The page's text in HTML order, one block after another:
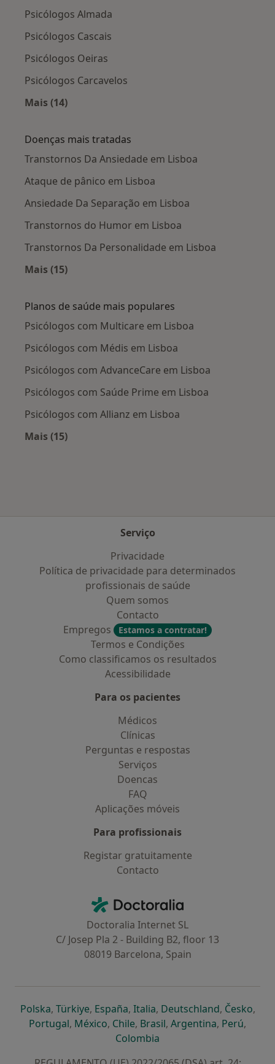
Psicólogos Almada
Psicólogos Cascais
Psicólogos Oeiras
Psicólogos Carcavelos
Mais (14)
Doenças mais tratadas
Transtornos Da Ansiedade em Lisboa
Ataque de pânico em Lisboa
Ansiedade Da Separação em Lisboa
Transtornos do Humor em Lisboa
Transtornos Da Personalidade em Lisboa
Mais (15)
Planos de saúde mais populares
Psicólogos com Multicare em Lisboa
Psicólogos com Médis em Lisboa
Psicólogos com AdvanceCare em Lisboa
Psicólogos com Saúde Prime em Lisboa
Psicólogos com Allianz em Lisboa
Mais (15)
Serviço
Privacidade
Política de privacidade para determinados
profissionais de saúde
Quem somos
Contacto
Empregos
Estamos a contratar!
Termos e Condições
Como classificamos os resultados
Acessibilidade
Para os pacientes
Médicos
Clínicas
Perguntas e respostas
Serviços
Doencas
FAQ
Aplicações móveis
Para profissionais
Registar gratuitamente
Contacto
Doctoralia - Homepage
Doctoralia Internet SL
C/ Josep Pla 2 - Building B2, floor 13
08019 Barcelona, Spain
Polskaabre num novo separador
, Türkiyeabre num novo separador
, Españaabre num novo separador
, Italiaabre num novo
, Deutschlandabre num
, Česko,
Portugalabre num novo separador
, Méxicoabre num novo separador
, Chileabre num novo separador
, Brasilabre num novo
, Argentinaabre num
, Perúabre
,
Colombia